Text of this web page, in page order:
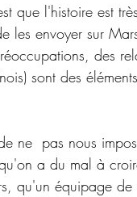
que l'histoire est
les envoyer sur
des
sont des
ne  pas nous
a du mal à
qu'un équipage de